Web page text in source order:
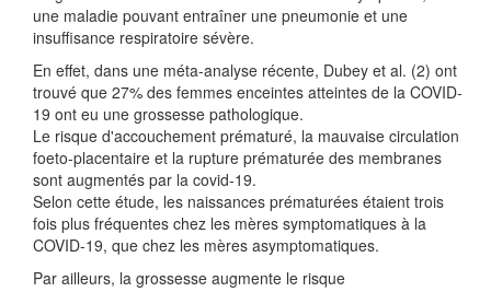
une maladie pouvant entraîner une pneumonie et une
insuffisance respiratoire sévère.
En effet, dans une méta-analyse récente, Dubey et al. (2) ont
trouvé que 27% des femmes enceintes atteintes de la COVID-
19 ont eu une grossesse pathologique.
Le risque d'accouchement prématuré, la mauvaise circulation
foeto-placentaire et la rupture prématurée des membranes
sont augmentés par la covid-19.
Selon cette étude, les naissances prématurées étaient trois
fois plus fréquentes chez les mères symptomatiques à la
COVID-19, que chez les mères asymptomatiques.
Par ailleurs, la grossesse augmente le risque